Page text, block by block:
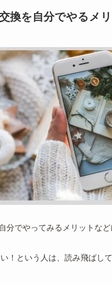
換を自分でやるメ
分でやってみるメリットなど
！という人は、読み飛ばして